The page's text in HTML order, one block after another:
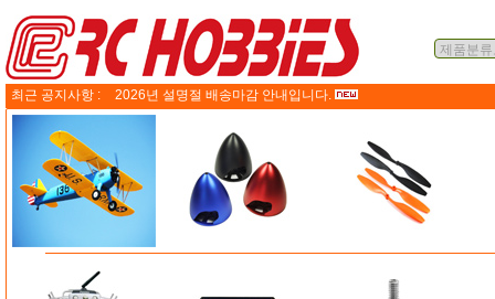
최근 공지사항 : 2026년 설명절 배송마감 안내입니다.